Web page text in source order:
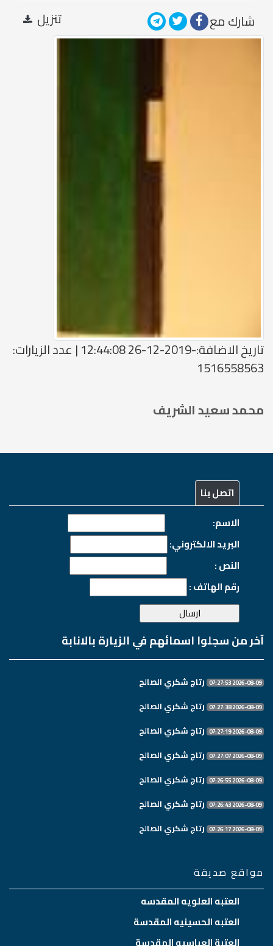
شارك مع تنزيل
تاريخ الاضافة:-2019-12-26 12:44:08 | عدد الزيارات:
1516558563
محمد سعيد الشريف
اتصل بنا
الاسم:
البريد الالكتروني:
النص :
رقم الهاتف :
آخر من سجلوا اسمائهم في الزيارة بالانابة
2026-08-09 07:27:53 رتاج شكري الصالح
2026-08-09 07:27:38 رتاج شكري الصالح
2026-08-09 07:27:19 رتاج شكري الصالح
2026-08-09 07:27:07 رتاج شكري الصالح
2026-08-09 07:26:55 رتاج شكري الصالح
2026-08-09 07:26:43 رتاج شكري الصالح
2026-08-09 07:26:17 رتاج شكري الصالح
مواقع صديقة
العتبه العلويه المقدسه
العتبه الحسينيه المقدسة